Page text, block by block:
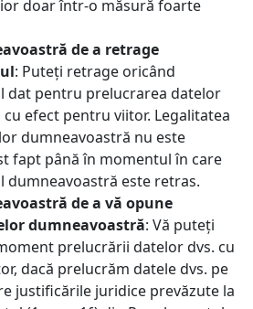
doar într-o măsură foarte
de a retrage
: Puteți retrage oricând
dat pentru prelucrarea datelor
efect pentru viitor. Legalitatea
dumneavoastră nu este
fapt până în momentul în care
dumneavoastră este retras.
de a vă opune
dumneavoastră: Vă puteți
prelucrării datelor dvs. cu
dacă prelucrăm datele dvs. pe
justificările juridice prevăzute la